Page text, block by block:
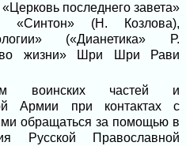
последнего завета»
«Синтон» (Н. Козлова),
(«Дианетика» Р.
жизни» Шри Шри Рави
воинских частей и
Армии при контактах с
обращаться за помощью в
Русской Православной